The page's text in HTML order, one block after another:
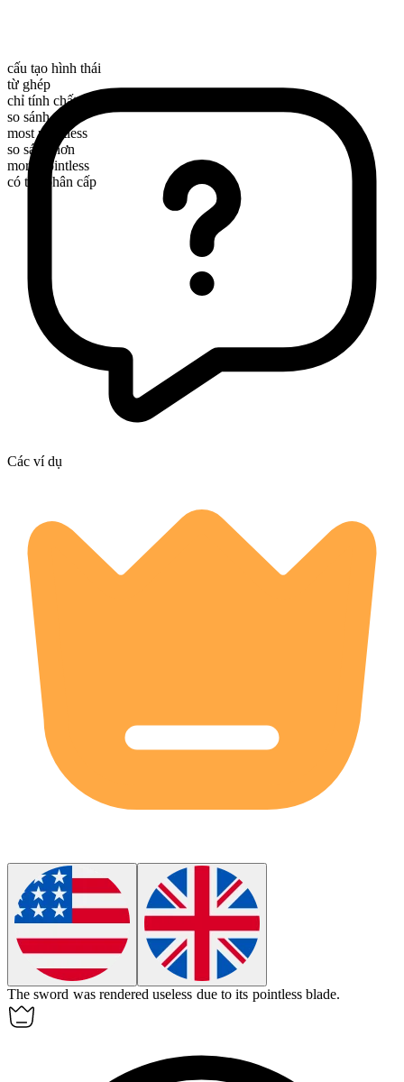
cấu tạo hình thái
từ ghép
chỉ tính chất
so sánh nhất
most pointless
so sánh hơn
more pointless
có thể phân cấp
Các ví dụ
The sword was rendered useless due to its pointless blade.